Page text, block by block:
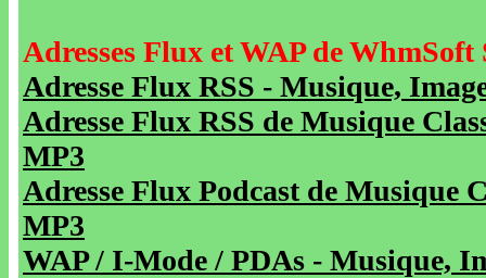
Adresses Flux et WAP de WhmSoft
Adresse Flux RSS - Musique,
Adresse Flux RSS de Musique
MP3
Adresse Flux Podcast de Musique
MP3
WAP / I-Mode / PDAs - Musique,